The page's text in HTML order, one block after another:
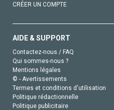
CRÉER UN COMPTE
AIDE & SUPPORT
Contactez-nous / FAQ
Qui sommes-nous ?
Mentions légales
© - Avertissements
Termes et conditions d'utilisation
Politique rédactionnelle
Politique publicitaire